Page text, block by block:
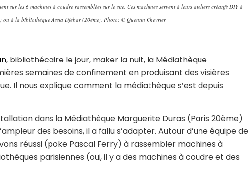
sur les 6 machines à coudre rassemblées sur le site. Ces machines servent à leurs ateliers créatifs DIY à
ou à la bibliothèque Assia Djebar (20ème). Photo: © Quentin Chevrier
, bibliothécaire le jour, maker la nuit, la Médiathèque
semaines de confinement en produisant des visières
Il nous explique comment la médiathèque s’est depuis
dans la Médiathèque Marguerite Duras (Paris 20ème)
des besoins, il a fallu s’adapter. Autour d’une équipe de
réussi (poke Pascal Ferry) à rassembler machines à
parisiennes (oui, il y a des machines à coudre et des